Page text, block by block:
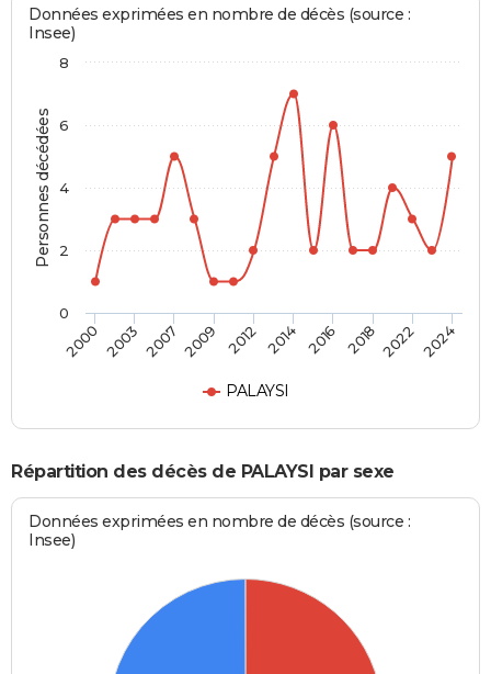
Personnes décédées
Données exprimées en nombre de décès (source :
Insee)
PALAYSI
2000 2003 2007 2009 2012 2014 2016 2018 2022 2024
0
2
4
6
8
Répartition des décès de PALAYSI par sexe
Données exprimées en nombre de décès (source :
Insee)